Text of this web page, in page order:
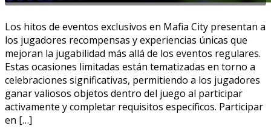
Los hitos de eventos exclusivos en Mafia City presentan a
los jugadores recompensas y experiencias únicas que
mejoran la jugabilidad más allá de los eventos regulares.
Estas ocasiones limitadas están tematizadas en torno a
celebraciones significativas, permitiendo a los jugadores
ganar valiosos objetos dentro del juego al participar
activamente y completar requisitos específicos. Participar
en […]